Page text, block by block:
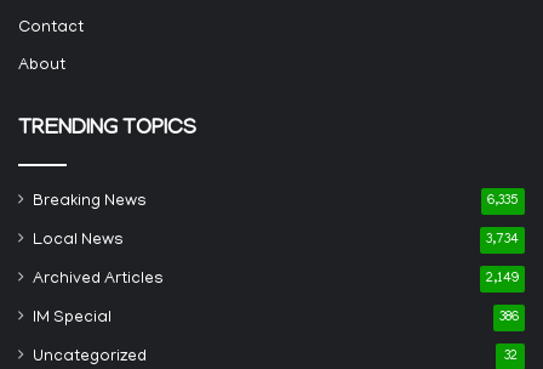
Contact
About
TRENDING TOPICS
Breaking News 6,335
Local News 3,734
Archived Articles 2,149
IM Special 386
Uncategorized 32